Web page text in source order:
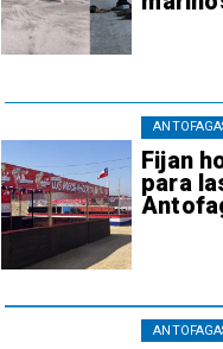
Fijan
para